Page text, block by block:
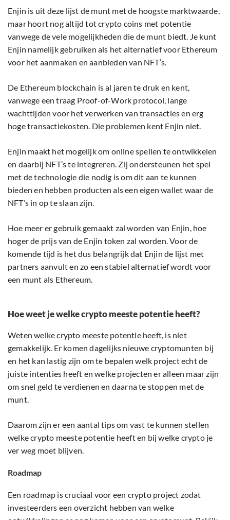
Enjin is uit deze lijst de munt met de hoogste marktwaarde,
maar hoort nog altijd tot crypto coins met potentie
vanwege de vele mogelijkheden die de munt biedt. Je kunt
Enjin namelijk gebruiken als het alternatief voor Ethereum
voor het aanmaken en aanbieden van NFT’s.
De Ethereum blockchain is al jaren te druk en kent,
vanwege een traag Proof-of-Work protocol, lange
wachttijden voor het verwerken van transacties en erg
hoge transactiekosten. Die problemen kent Enjin niet.
Enjin maakt het mogelijk om online spellen te ontwikkelen
en daarbij NFT’s te integreren. Zij ondersteunen het spel
met de technologie die nodig is om dit aan te kunnen
bieden en hebben producten als een eigen wallet waar de
NFT’s in op te slaan zijn.
Hoe meer er gebruik gemaakt zal worden van Enjin, hoe
hoger de prijs van de Enjin token zal worden. Voor de
komende tijd is het dus belangrijk dat Enjin de lijst met
partners aanvult en zo een stabiel alternatief wordt voor
een munt als Ethereum.
Hoe weet je welke crypto meeste potentie heeft?
Weten welke crypto meeste potentie heeft, is niet
gemakkelijk. Er komen dagelijks nieuwe cryptomunten bij
en het kan lastig zijn om te bepalen welk project echt de
juiste intenties heeft en welke projecten er alleen maar zijn
om snel geld te verdienen en daarna te stoppen met de
munt.
Daarom zijn er een aantal tips om vast te kunnen stellen
welke crypto meeste potentie heeft en bij welke crypto je
ver weg moet blijven.
Roadmap
Een roadmap is cruciaal voor een crypto project zodat
investeerders een overzicht hebben van welke